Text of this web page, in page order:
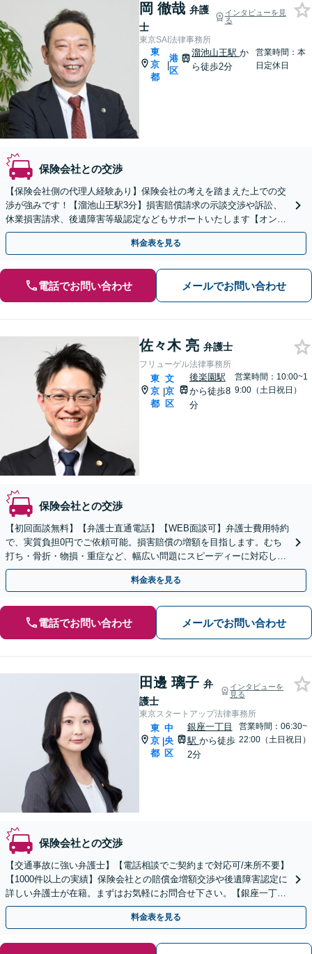
岡 徹哉 弁護
士
インタビューを見
る
東京SAI法律事務所
東
京
都
|
港
区
溜池山王駅か
ら徒歩2分
営業時間：本
日定休日
保険会社との交渉
【保険会社側の代理人経験あり】保険会社の考えを踏まえた上での交
渉が強みです！【溜池山王駅3分】損害賠償請求の示談交渉や訴訟、
休業損害請求、後遺障害等級認定などもサポートいたします【オンラ
イン面談】遠方の方もご相談ください
料金表を見る
電話でお問い合わせ メールでお問い合わせ
佐々木 亮 弁護士
フリューゲル法律事務所
東
京
都
|
文
京
区
後楽園駅
から徒歩8
分
営業時間：10:00~1
9:00（土日祝日）
保険会社との交渉
【初回面談無料】【弁護士直通電話】【WEB面談可】弁護士費用特約
で、実質負担0円でご依頼可能。損害賠償の増額を目指します。むち
打ち・骨折・物損・重症など、幅広い問題にスピーディーに対応し、
納得のいく解決へ【休日・夜間・当日相談に対応】
料金表を見る
電話でお問い合わせ メールでお問い合わせ
田邊 璃子 弁
護士
インタビューを
見る
東京スタートアップ法律事務所
東
京
都
|
中
央
区
銀座一丁目
駅 から徒歩
2分
営業時間：06:30~
22:00（土日祝日）
保険会社との交渉
【交通事故に強い弁護士】【電話相談でご契約まで対応可/来所不要】
【1000件以上の実績】保険会社との賠償金増額交渉や後遺障害認定に
詳しい弁護士が在籍。まずはお気軽にお問合せ下さい。【銀座一丁目
駅徒歩2分】
料金表を見る